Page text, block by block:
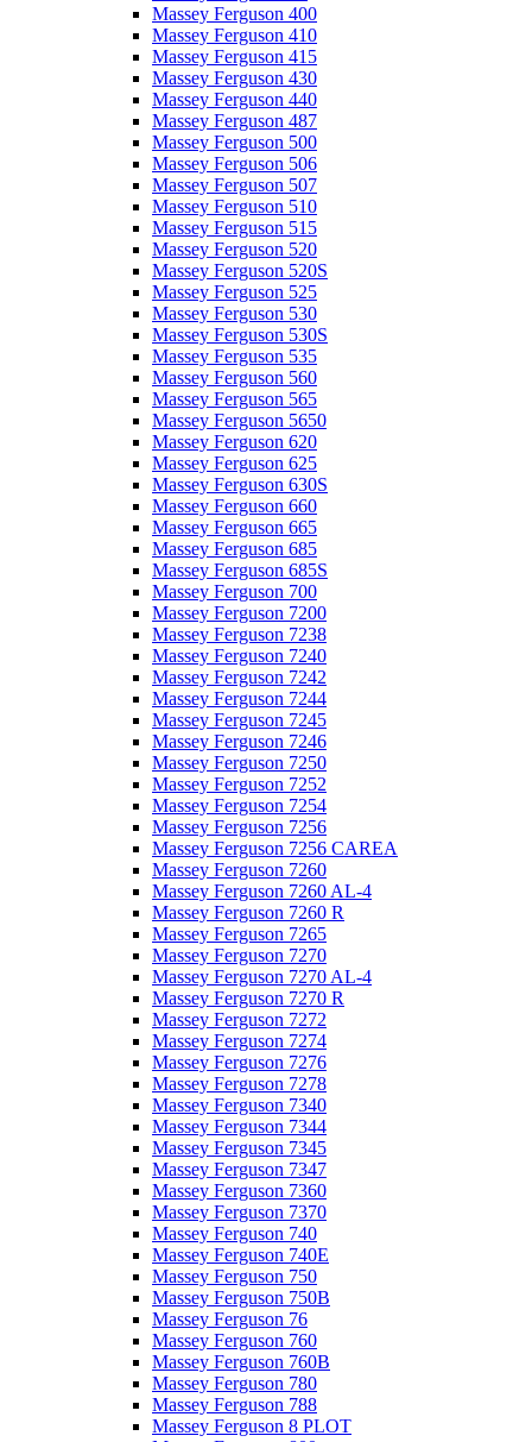
Massey Ferguson 400
Massey Ferguson 410
Massey Ferguson 415
Massey Ferguson 430
Massey Ferguson 440
Massey Ferguson 487
Massey Ferguson 500
Massey Ferguson 506
Massey Ferguson 507
Massey Ferguson 510
Massey Ferguson 515
Massey Ferguson 520
Massey Ferguson 520S
Massey Ferguson 525
Massey Ferguson 530
Massey Ferguson 530S
Massey Ferguson 535
Massey Ferguson 560
Massey Ferguson 565
Massey Ferguson 5650
Massey Ferguson 620
Massey Ferguson 625
Massey Ferguson 630S
Massey Ferguson 660
Massey Ferguson 665
Massey Ferguson 685
Massey Ferguson 685S
Massey Ferguson 700
Massey Ferguson 7200
Massey Ferguson 7238
Massey Ferguson 7240
Massey Ferguson 7242
Massey Ferguson 7244
Massey Ferguson 7245
Massey Ferguson 7246
Massey Ferguson 7250
Massey Ferguson 7252
Massey Ferguson 7254
Massey Ferguson 7256
Massey Ferguson 7256 CAREA
Massey Ferguson 7260
Massey Ferguson 7260 AL-4
Massey Ferguson 7260 R
Massey Ferguson 7265
Massey Ferguson 7270
Massey Ferguson 7270 AL-4
Massey Ferguson 7270 R
Massey Ferguson 7272
Massey Ferguson 7274
Massey Ferguson 7276
Massey Ferguson 7278
Massey Ferguson 7340
Massey Ferguson 7344
Massey Ferguson 7345
Massey Ferguson 7347
Massey Ferguson 7360
Massey Ferguson 7370
Massey Ferguson 740
Massey Ferguson 740E
Massey Ferguson 750
Massey Ferguson 750B
Massey Ferguson 76
Massey Ferguson 760
Massey Ferguson 760B
Massey Ferguson 780
Massey Ferguson 788
Massey Ferguson 8 PLOT